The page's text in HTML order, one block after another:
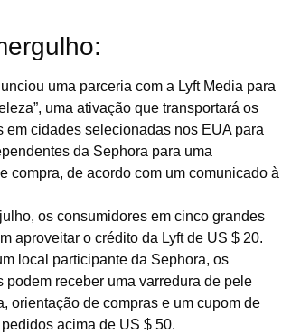
uma parceria com a Lyft Media para
uma ativação que transportará os
em cidades selecionadas nos EUA para
da Sephora para uma
compra, de acordo com um comunicado à
os consumidores em cinco grandes
aproveitar o crédito da Lyft de US $ 20.
local participante da Sephora, os
podem receber uma varredura de pele
orientação de compras e um cupom de
acima de US $ 50.